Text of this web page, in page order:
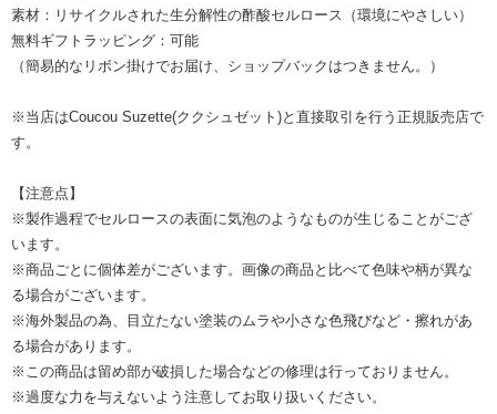
素材：リサイクルされた生分解性の酢酸セルロース（環境にやさしい）
無料ギフトラッピング：可能
（簡易的なリボン掛けでお届け、ショップバックはつきません。）
※当店はCoucou Suzette(ククシュゼット)と直接取引を行う正規販売店で
す。
【注意点】
※製作過程でセルロースの表面に気泡のようなものが生じることがござ
います。
※商品ごとに個体差がございます。画像の商品と比べて色味や柄が異な
る場合がございます。
※海外製品の為、目立たない塗装のムラや小さな色飛びなど・擦れがあ
る場合があります。
※この商品は留め部が破損した場合などの修理は行っておりません。
※過度な力を与えないよう注意してお取り扱いください。